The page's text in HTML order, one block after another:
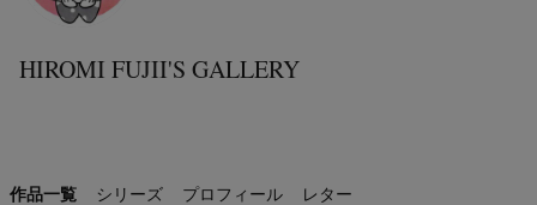
HIROMI FUJII'S GALLERY
作品一覧 シリーズ プロフィール レター